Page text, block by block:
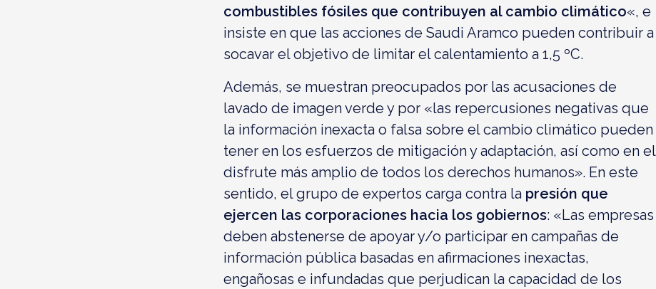
combustibles fósiles que contribuyen al cambio climático«, e
insiste en que las acciones de Saudi Aramco pueden contribuir a
socavar el objetivo de limitar el calentamiento a 1,5 ºC.
Además, se muestran preocupados por las acusaciones de
lavado de imagen verde y por «las repercusiones negativas que
la información inexacta o falsa sobre el cambio climático pueden
tener en los esfuerzos de mitigación y adaptación, así como en el
disfrute más amplio de todos los derechos humanos». En este
sentido, el grupo de expertos carga contra la presión que
ejercen las corporaciones hacia los gobiernos: «Las empresas
deben abstenerse de apoyar y/o participar en campañas de
información pública basadas en afirmaciones inexactas,
engañosas e infundadas que perjudican la capacidad de los